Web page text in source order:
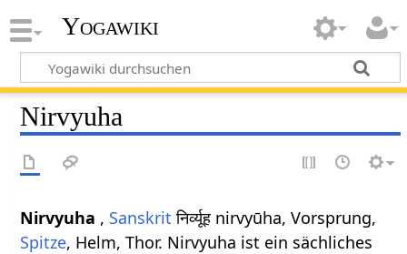
Yogawiki
Nirvyuha
Nirvyuha , Sanskrit निर्व्यूह nirvyūha, Vorsprung,
Spitze, Helm, Thor. Nirvyuha ist ein sächliches